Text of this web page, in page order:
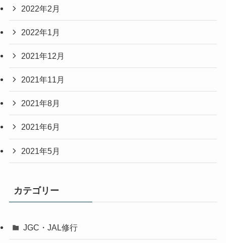
2022年2月
2022年1月
2021年12月
2021年11月
2021年8月
2021年6月
2021年5月
カテゴリー
JGC・JAL修行